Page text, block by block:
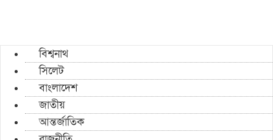
বিশ্বনাথ
সিলেট
বাংলাদেশ
জাতীয়
আন্তর্জাতিক